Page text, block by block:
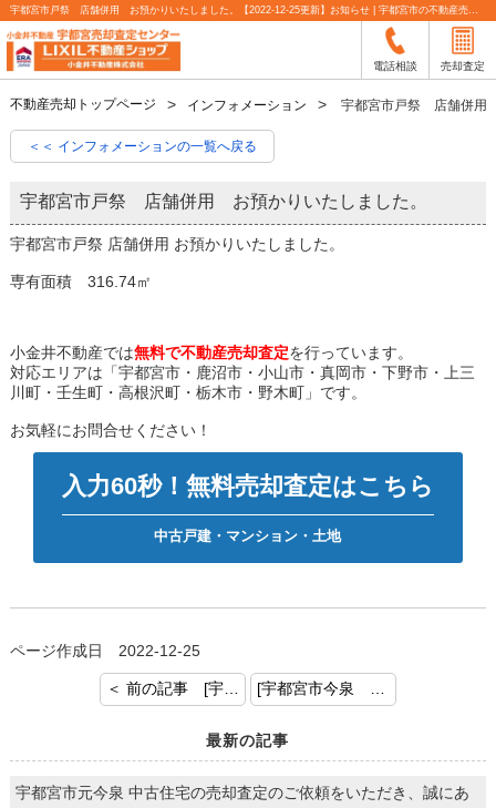
宇都宮市戸祭 店舗併用 お預かりいたしました。【2022-12-25更新】お知らせ | 宇都宮市の不動産売却査定なら小金井不動産
電話相談 売却査定
不動産売却トップページ インフォメーション 宇都宮市戸祭 店舗併用
＜＜ インフォメーションの一覧へ戻る
宇都宮市戸祭 店舗併用 お預かりいたしました。
宇都宮市戸祭 店舗併用 お預かりいたしました。
専有面積 316.74㎡
小金井不動産では無料で不動産売却査定を行っています。
対応エリアは「宇都宮市・鹿沼市・小山市・真岡市・下野市・上三
川町・壬生町・高根沢町・栃木市・野木町」です。
お気軽にお問合せください！
入力60秒！無料売却査定はこちら
中古戸建・マンション・土地
ページ作成日 2022-12-25
＜ 前の記事 [宇都宮市元今泉 マンション お預かりいたしました！]
最新の記事
宇都宮市元今泉 中古住宅の売却査定のご依頼をいただき、誠にあ